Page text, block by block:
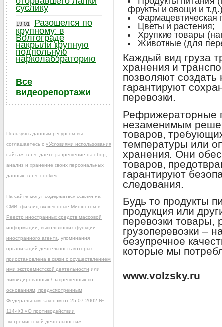
фрукты и овощи и
Фармацевтическая
Цветы и растения;
Хрупкие товары
Животные (для
Каждый вид груза
хранения и
позволяют
гарантируют
перевозки.
Рефрижераторные
незаменимым
товаров,
температуры или
хранения. Они
товаров,
гарантируют
следования.
Будь то продукты
продукция или
перевозки
грузоперевозки –
безупречное
которые мы
www.volzsky.ru
суслику
19.01
Разошелся по
крупному: в
Волгограде
накрыли крупную
подпольную
нарколабораторию
Все
видеорепортажи
Пользуясь данным ресурсом вы
соглашаетесь с «Условиями использования
сайта» , в т.ч. даёте разрешение на сбор,
анализ и хранение своих персональных
данных, в т.ч. cookies.
На сайте могут содержаться ссылки на
СМИ, физлиц включённые Минюстом в
Реестр иностранных средств массовой
информации, выполняющих функции
иностранного агента , упоминания
организаций деятельность которых
приостановлена в связи с осуществлением
ими экстремистской деятельности или
ликвидированных / запрещённых по
основаниям, предусмотренным
Федеральным законом от 25.07.2002 №
114-ФЗ «О противодействии
экстремистской деятельности»